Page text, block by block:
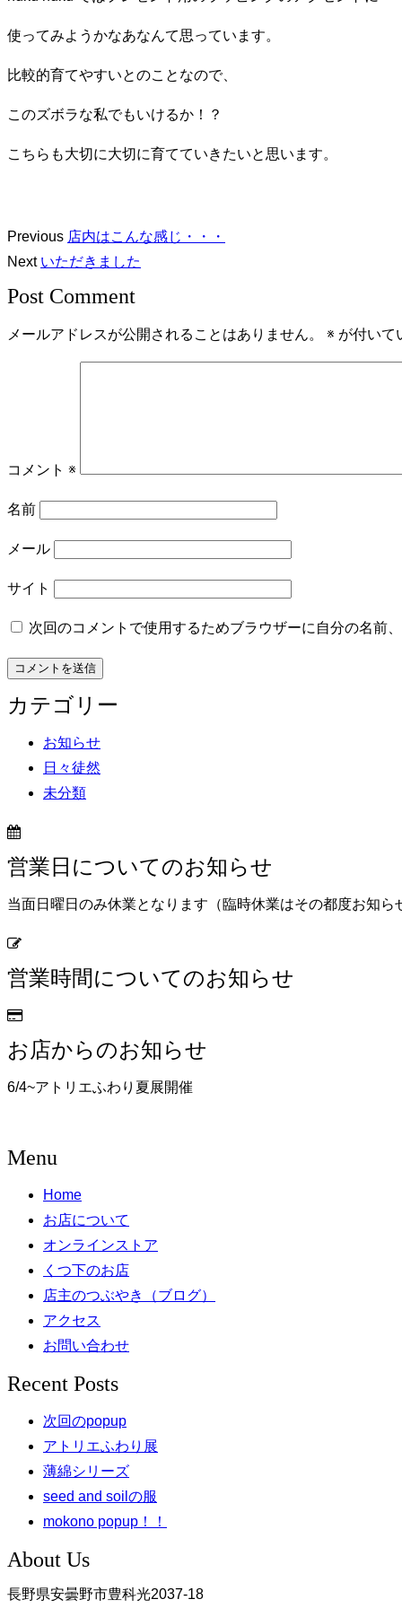
使ってみようかなあなんて思っています。
比較的育てやすいとのことなので、
このズボラな私でもいけるか！？
こちらも大切に大切に育てていきたいと思います。
Previous 店内はこんな感じ・・・
Next いただきました
Post Comment
メールアドレスが公開されることはありません。 ※ が付いて
コメント ※
名前
メール
サイト
次回のコメントで使用するためブラウザーに自分の名前
カテゴリー
お知らせ
日々徒然
未分類
営業日についてのお知らせ
当面日曜日のみ休業となります（臨時休業はその都度お知ら
営業時間についてのお知らせ
お店からのお知らせ
6/4~アトリエふわり夏展開催
Menu
Home
お店について
オンラインストア
くつ下のお店
店主のつぶやき（ブログ）
アクセス
お問い合わせ
Recent Posts
次回のpopup
アトリエふわり展
薄綿シリーズ
seed and soilの服
mokono popup！！
About Us
長野県安曇野市豊科光2037-18